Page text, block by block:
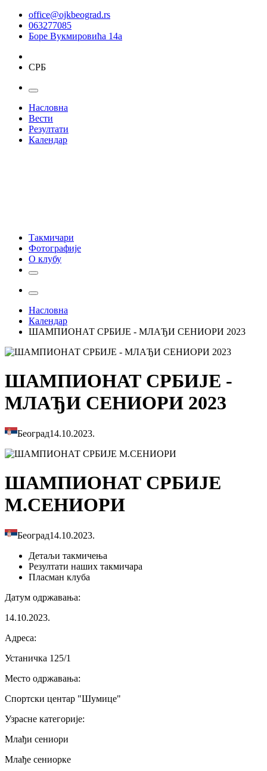
office@ojkbeograd.rs
063277085
Боре Вукмировића 14а
СРБ
Насловна
Вести
Резултати
Календар
Такмичари
Фотографије
О клубу
Насловна
Календар
ШАМПИОНАТ СРБИЈЕ - МЛАЂИ СЕНИОРИ 2023
ШАМПИОНАТ СРБИЈЕ -
МЛАЂИ СЕНИОРИ 2023
Београд14.10.2023.
ШАМПИОНАТ СРБИЈЕ
М.СЕНИОРИ
Београд14.10.2023.
Детаљи такмичења
Резултати наших такмичара
Пласман клуба
Датум одржавања:
14.10.2023.
Адреса:
Устаничка 125/1
Место одржавања:
Спортски центар "Шумице"
Узрасне категорије:
Млађи сениори
Млађе сениорке